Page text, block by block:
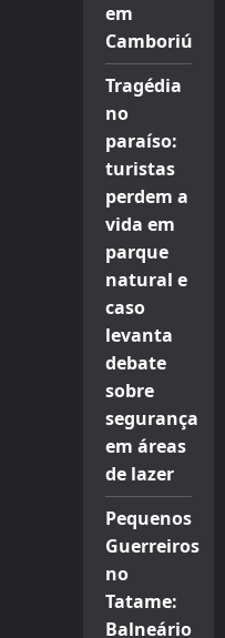
em
Camboriú
Tragédia
no
paraíso:
turistas
perdem a
vida em
parque
natural e
caso
levanta
debate
sobre
segurança
em áreas
de lazer
Pequenos
Guerreiros
no
Tatame:
Balneário